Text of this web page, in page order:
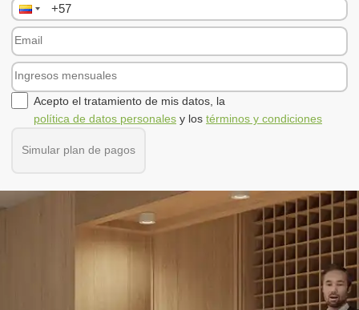
Acepto el tratamiento de mis datos, la
política de datos personales y los términos y condiciones
Simular plan de pagos